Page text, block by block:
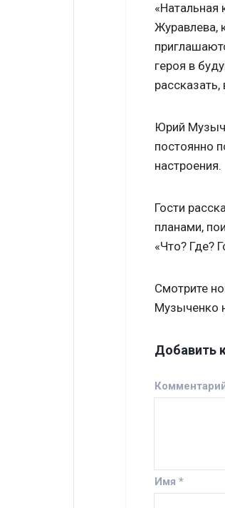
«Натальная
Журавлева,
героя в
Юрий
постоянно
настроения.
Гости
планами,
«Что? Где?
Смотрите
Музыченко
Добавить
Имя *